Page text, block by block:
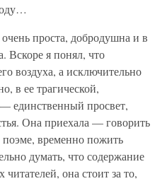
проста, добродушна и в
Вскоре я понял, что
воздуха, а исключительно
в ее трагической,
единственный просвет,
Она приехала — говорить
временно пожить
думать, что содержание
она стоит за то,